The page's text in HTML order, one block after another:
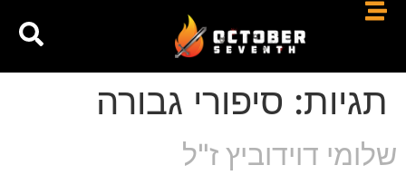
תגיות: סיפורי גבורה
שלומי דוידוביץ ז"ל